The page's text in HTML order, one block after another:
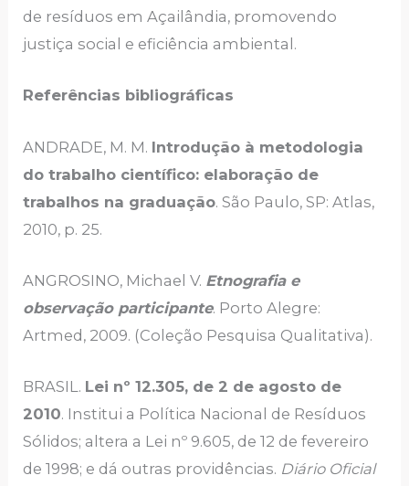
de resíduos em Açailândia, promovendo
justiça social e eficiência ambiental.
Referências bibliográficas
ANDRADE, M. M. Introdução à metodologia
do trabalho científico: elaboração de
trabalhos na graduação. São Paulo, SP: Atlas,
2010, p. 25.
ANGROSINO, Michael V. Etnografia e
observação participante. Porto Alegre:
Artmed, 2009. (Coleção Pesquisa Qualitativa).
BRASIL. Lei nº 12.305, de 2 de agosto de
2010. Institui a Política Nacional de Resíduos
Sólidos; altera a Lei nº 9.605, de 12 de fevereiro
de 1998; e dá outras providências. Diário Oficial